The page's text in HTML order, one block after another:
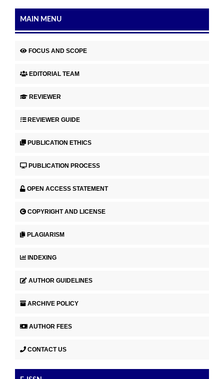
MAIN MENU
FOCUS AND SCOPE
EDITORIAL TEAM
REVIEWER
REVIEWER GUIDE
PUBLICATION ETHICS
PUBLICATION PROCESS
OPEN ACCESS STATEMENT
COPYRIGHT AND LICENSE
PLAGIARISM
INDEXING
AUTHOR GUIDELINES
ARCHIVE POLICY
AUTHOR FEES
CONTACT US